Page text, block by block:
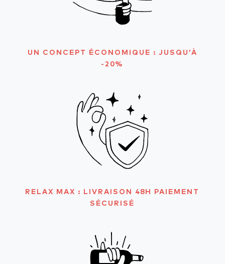
UN CONCEPT ÉCONOMIQUE : JUSQU’À
-20%
RELAX MAX : LIVRAISON 48H PAIEMENT
SÉCURISÉ